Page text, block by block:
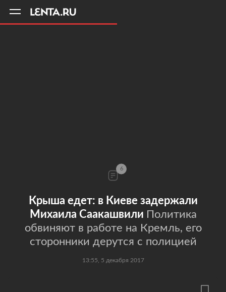
6
Крыша едет: в Киеве задержали
Михаила Саакашвили Политика
обвиняют в работе на Кремль, его
сторонники дерутся с полицией
13:55, 5 декабря 2017